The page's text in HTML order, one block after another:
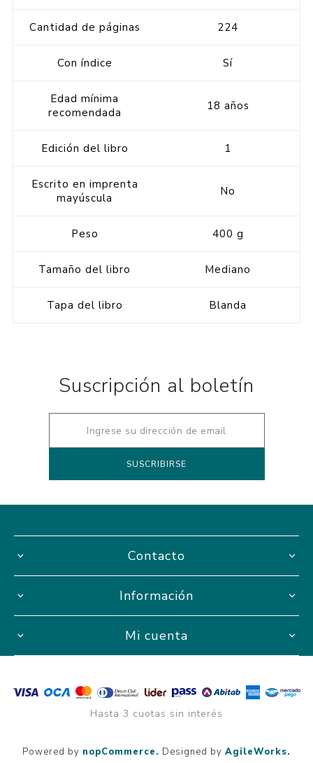
Cantidad de páginas 224
Con índice Sí
Edad mínima
recomendada
18 años
Edición del libro 1
Escrito en imprenta
mayúscula
No
Peso 400 g
Tamaño del libro Mediano
Tapa del libro Blanda
Suscripción al boletín
Contacto
Información
Mi cuenta
Hasta 3 cuotas sin interés
Powered by nopCommerce. Designed by AgileWorks.